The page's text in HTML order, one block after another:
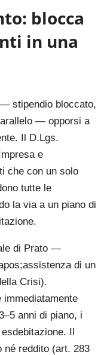
blocca
in una
stipendio bloccato,
— opporsi a
Il D.Lgs.
e
che con un solo
tutte le
la via a un piano di
di Prato —
di un
Crisi).
immediatamente
anni di piano, i
Il
né reddito (art. 283